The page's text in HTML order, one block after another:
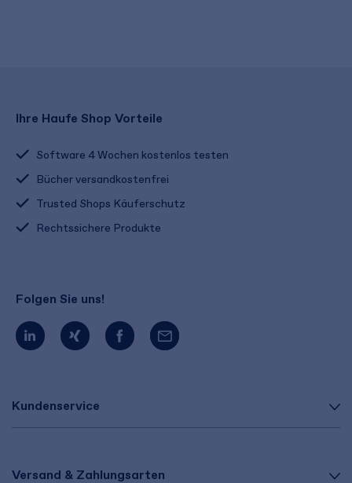
Kundenservice
Versand & Zahlungsarten
Ihre Haufe Shop Vorteile
Software 4 Wochen kostenlos testen
Bücher versandkostenfrei
Trusted Shops Käuferschutz
Rechtssichere Produkte
Folgen Sie uns!